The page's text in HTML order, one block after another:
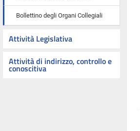
Bollettino degli Organi Collegiali
Attività Legislativa
Attività di indirizzo, controllo e
conoscitiva